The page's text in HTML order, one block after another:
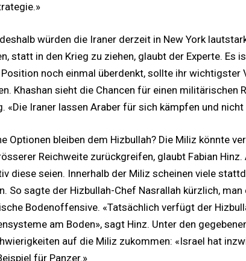
würden die Iraner derzeit in New York
statt in den Krieg zu ziehen, glaubt der Experte. Es
noch einmal überdenkt, sollte ihr wichtigster
Khashan sieht die Chancen für einen militärischen
«Die Iraner lassen Araber für sich kämpfen und
Optionen bleiben dem Hizbullah? Die Miliz könnte
Reichweite zurückgreifen, glaubt Fabian
diese seien. Innerhalb der Miliz scheinen viele
So sagte der Hizbullah-Chef Nasrallah kürzlich,
Bodenoffensive. «Tatsächlich verfügt der
am Boden», sagt Hinz. Unter den
auf die Miliz zukommen: «Israel hat
für Panzer.»